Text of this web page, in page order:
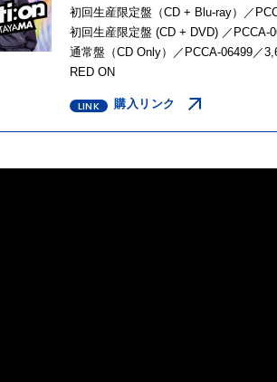
初回生産限定盤（CD + Blu-ray）／
初回生産限定盤 (CD + DVD) ／PCCA-
通常盤（CD Only）／PCCA-06499／
RED ON
購入リンク